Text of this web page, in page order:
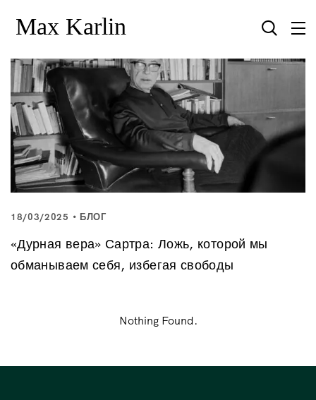
18/03/2025 БЛОГ
«Дурная вера» Сартра: Ложь, которой мы
обманываем себя, избегая свободы
Nothing Found.